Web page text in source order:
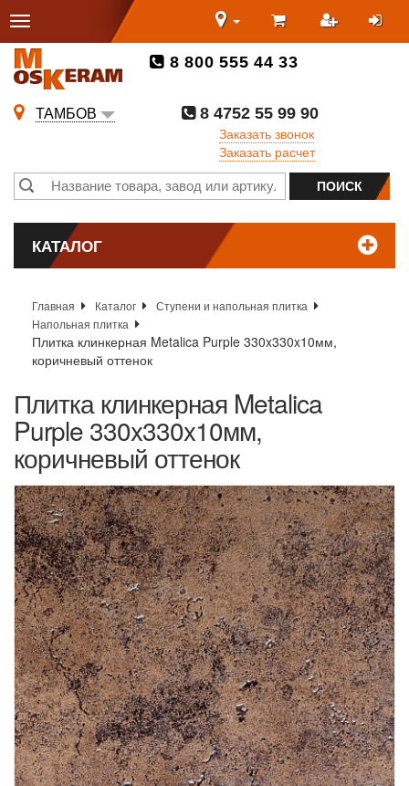
8 800 555 44 33
ТАМБОВ
8 4752 55 99 90
Заказать звонок
Заказать расчет
КАТАЛОГ
Главная Каталог
Ступени и напольная плитка
Напольная плитка
Плитка клинкерная Metalica Purple 330x330x10мм,
коричневый оттенок
Плитка клинкерная Metalica
Purple 330x330x10мм,
коричневый оттенок